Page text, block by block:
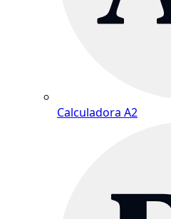
Calculadora A2